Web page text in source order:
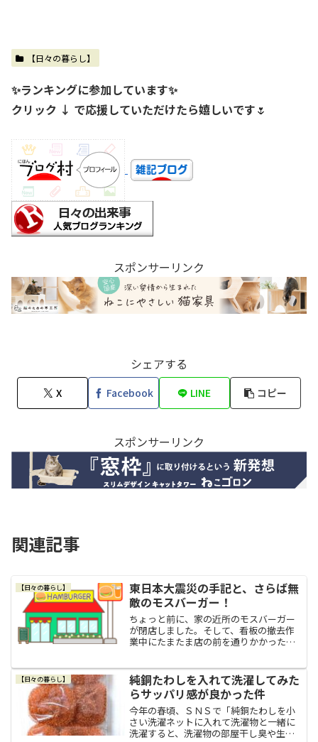
【日々の暮らし】
✨ランキングに参加しています✨
クリック ↓ で応援していただけたら嬉しいです🌷
スポンサーリンク
シェアする
X Facebook LINE コピー
スポンサーリンク
関連記事
【日々の暮らし】
東日本大震災の手記と、さらば無
敵のモスバーガー！
ちょっと前に、家の近所のモスバーガー
が閉店しました。そして、看板の撤去作
業中にたまたま店の前を通りかかった私
（当時の私の手記）１５年前の３月１１
日。仕事中に震度５強～震...
【日々の暮らし】
純銅たわしを入れて洗濯してみた
らサッパリ感が良かった件
今年の春頃、ＳＮＳで「純銅たわしを小
さい洗濯ネットに入れて洗濯物と一緒に
洗濯すると、洗濯物の部屋干し臭や生乾